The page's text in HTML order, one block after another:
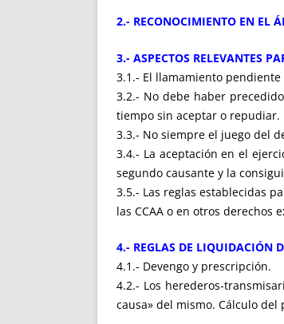
2.- RECONOCIMIENTO EN EL
3.- ASPECTOS RELEVANTES
3.1.- El llamamiento
3.2.- No debe haber
tiempo sin aceptar o repudiar.
3.3.- No siempre el juego del
3.4.- La aceptación en el
segundo causante y la
3.5.- Las reglas establecidas
las CCAA o en otros derechos
4.- REGLAS DE LIQUIDACIÓN
4.1.- Devengo y prescripción.
4.2.- Los herederos-
causa» del mismo. Cálculo